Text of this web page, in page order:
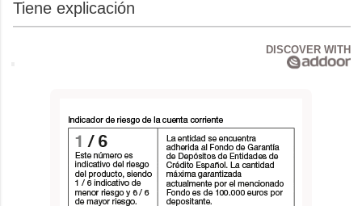
Tiene explicación
DISCOVER WITH